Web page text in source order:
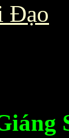
Đạo